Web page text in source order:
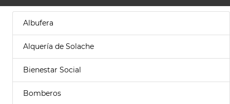
Albufera
Alquería de Solache
Bienestar Social
Bomberos